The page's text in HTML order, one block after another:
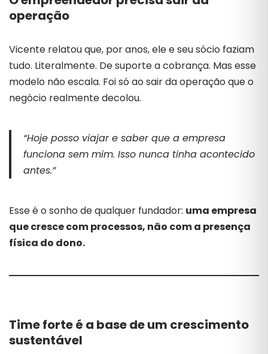
operação
Vicente relatou que, por anos, ele e seu sócio faziam
tudo. Literalmente. De suporte a cobrança. Mas esse
modelo não escala. Foi só ao sair da operação que o
negócio realmente decolou.
“Hoje posso viajar e saber que a empresa
funciona sem mim. Isso nunca tinha acontecido
antes.”
Esse é o sonho de qualquer fundador: uma empresa
que cresce com processos, não com a presença
física do dono.
Time forte é a base de um crescimento
sustentável